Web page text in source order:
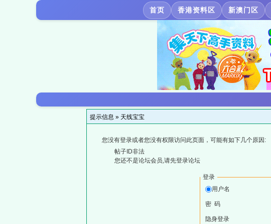
首页 香港资料区 新澳门区
提示信息 » 天线宝宝
您没有登录或者您没有权限访问此页面，可能有如下几个原因:
帖子ID非法
您还不是论坛会员,请先登录论坛
登录
用户名
密 码
隐身登录